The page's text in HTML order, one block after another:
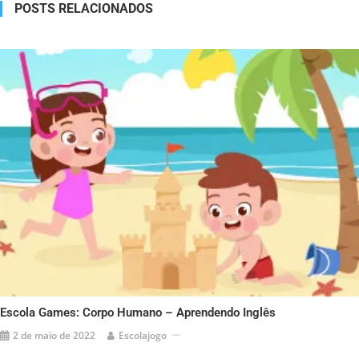
POSTS RELACIONADOS
Escola Games: Corpo Humano – Aprendendo Inglês
2 de maio de 2022 Escolajogo